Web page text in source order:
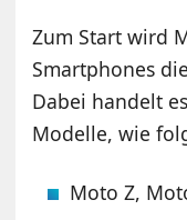
Zum Start wird
Smartphones
Dabei handelt
Modelle, wie
Moto Z,